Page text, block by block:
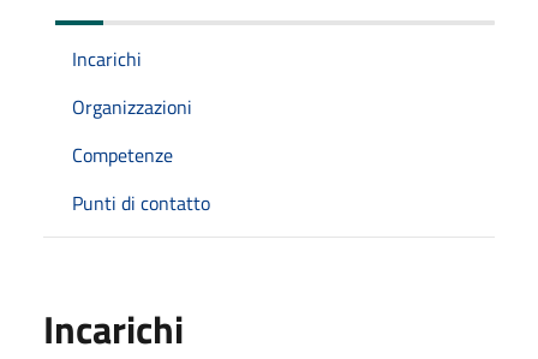
Incarichi
Organizzazioni
Competenze
Punti di contatto
Incarichi